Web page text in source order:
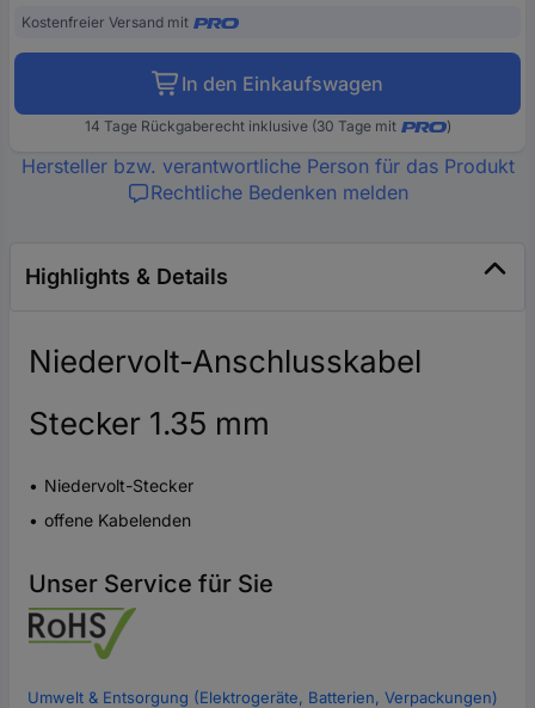
Kostenfreier Versand mit
In den Einkaufswagen
14 Tage Rückgaberecht inklusive (30 Tage mit )
Hersteller bzw. verantwortliche Person für das Produkt
Rechtliche Bedenken melden
Highlights & Details
Niedervolt-Anschlusskabel
Stecker 1.35 mm
Niedervolt-Stecker
offene Kabelenden
Unser Service für Sie
Umwelt & Entsorgung (Elektrogeräte, Batterien, Verpackungen)